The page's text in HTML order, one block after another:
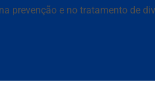
prevenção e no tratamento de